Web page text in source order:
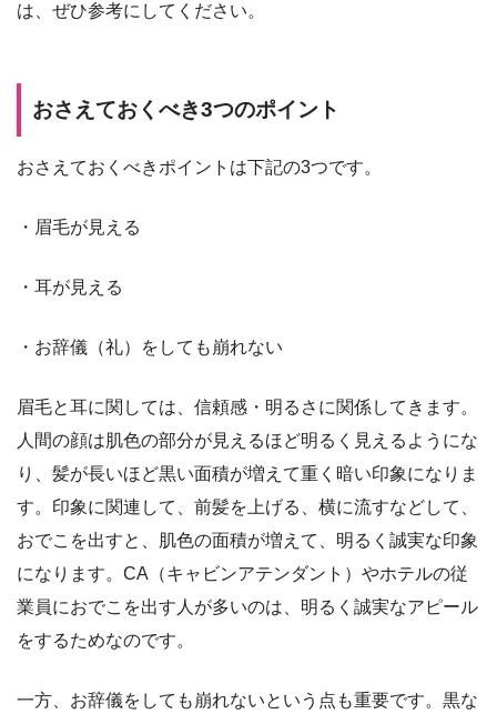
は、ぜひ参考にしてください。
おさえておくべき3つのポイント
おさえておくべきポイントは下記の3つです。
・眉毛が見える
・耳が見える
・お辞儀（礼）をしても崩れない
眉毛と耳に関しては、信頼感・明るさに関係してきます。
人間の顔は肌色の部分が見えるほど明るく見えるようにな
り、髪が長いほど黒い面積が増えて重く暗い印象になりま
す。印象に関連して、前髪を上げる、横に流すなどして、
おでこを出すと、肌色の面積が増えて、明るく誠実な印象
になります。CA（キャビンアテンダント）やホテルの従
業員におでこを出す人が多いのは、明るく誠実なアピール
をするためなのです。
一方、お辞儀をしても崩れないという点も重要です。黒な